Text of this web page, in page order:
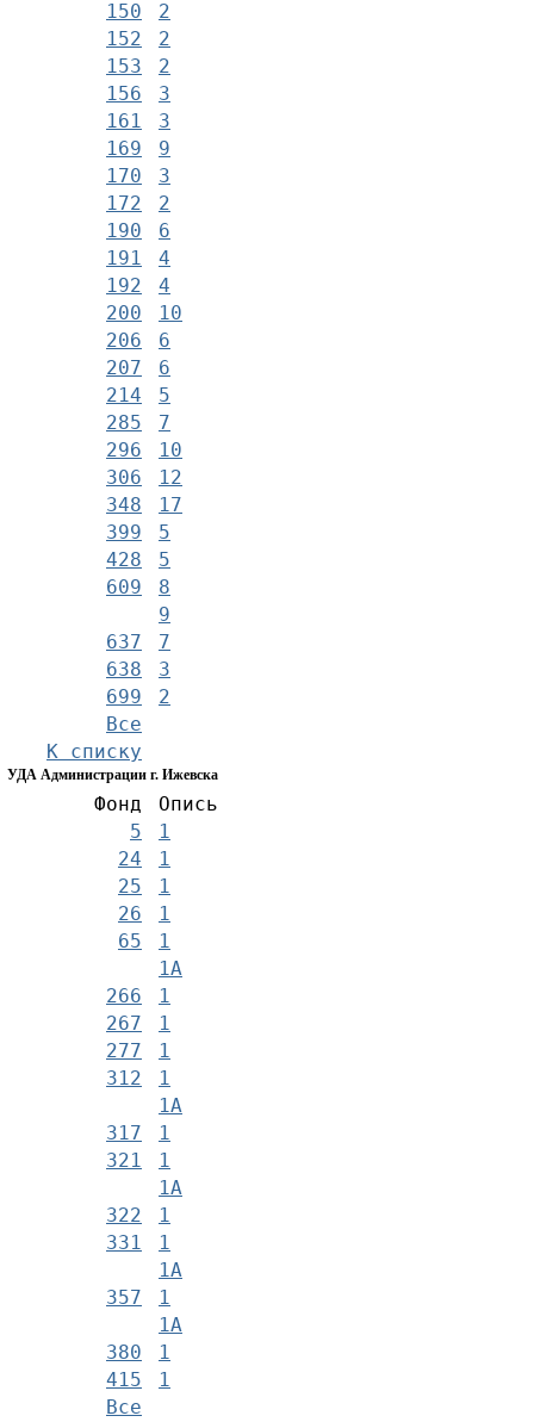
150
2
152
2
153
2
156
3
161
3
169
9
170
3
172
2
190
6
191
4
192
4
200
10
206
6
207
6
214
5
285
7
296
10
306
12
348
17
399
5
428
5
609
8
9
637
7
638
3
699
2
Все
К списку
УДА Администрации г. Ижевска
Фонд
Опись
5
1
24
1
25
1
26
1
65
1
1А
266
1
267
1
277
1
312
1
1А
317
1
321
1
1А
322
1
331
1
1А
357
1
1А
380
1
415
1
Все